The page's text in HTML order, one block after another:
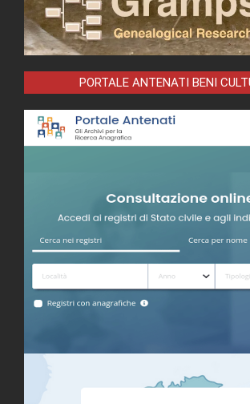
PORTALE ANTENATI BENI